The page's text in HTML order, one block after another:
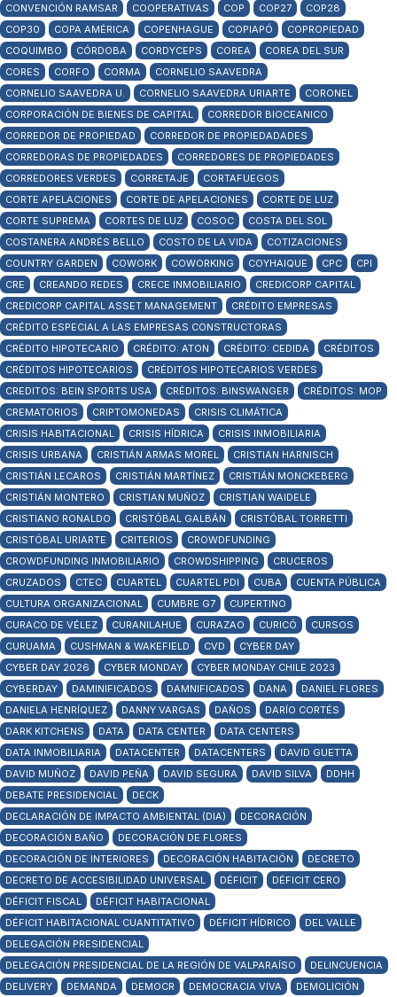
CONVENCIÓN RAMSAR COOPERATIVAS COP COP27
COP28
COP30
COPA AMÉRICA COPENHAGUE COPIAPÓ
COPROPIEDAD
COQUIMBO
CÓRDOBA CORDYCEPS COREA
COREA DEL SUR
CORES
CORFO CORMA
CORNELIO SAAVEDRA
CORNELIO SAAVEDRA U.
CORNELIO SAAVEDRA URIARTE
CORONEL
CORPORACIÓN DE BIENES DE CAPITAL
CORREDOR BIOCEANICO
CORREDOR DE PROPIEDAD
CORREDOR DE PROPIEDADADES
CORREDORAS DE PROPIEDADES
CORREDORES DE PROPIEDADES
CORREDORES VERDES
CORRETAJE
CORTAFUEGOS
CORTE APELACIONES
CORTE DE APELACIONES
CORTE DE LUZ
CORTE SUPREMA
CORTES DE LUZ COSOC
COSTA DEL SOL
COSTANERA ANDRÉS BELLO
COSTO DE LA VIDA
COTIZACIONES
COUNTRY GARDEN
COWORK COWORKING COYHAIQUE CPC
CPI
CRE
CREANDO REDES CRECE INMOBILIARIO
CREDICORP CAPITAL
CREDICORP CAPITAL ASSET MANAGEMENT
CRÉDITO EMPRESAS
CRÉDITO ESPECIAL A LAS EMPRESAS CONSTRUCTORAS
CRÉDITO HIPOTECARIO
CRÉDITO: ATON CRÉDITO: CEDIDA
CRÉDITOS
CRÉDITOS HIPOTECARIOS
CRÉDITOS HIPOTECARIOS VERDES
CREDITOS: BEIN SPORTS USA
CRÉDITOS: BINSWANGER
CRÉDITOS: MOP
CREMATORIOS
CRIPTOMONEDAS
CRISIS CLIMÁTICA
CRISIS HABITACIONAL
CRISIS HÍDRICA
CRISIS INMOBILIARIA
CRISIS URBANA
CRISTIÁN ARMAS MOREL
CRISTIAN HARNISCH
CRISTIÁN LECAROS
CRISTIÁN MARTÍNEZ
CRISTIÁN MONCKEBERG
CRISTIÁN MONTERO
CRISTIAN MUÑOZ
CRISTIAN WAIDELE
CRISTIANO RONALDO
CRISTÓBAL GALBÁN
CRISTÓBAL TORRETTI
CRISTÓBAL URIARTE
CRITERIOS
CROWDFUNDING
CROWDFUNDING INMOBILIARIO
CROWDSHIPPING
CRUCEROS
CRUZADOS
CTEC CUARTEL CUARTEL PDI CUBA
CUENTA PÚBLICA
CULTURA ORGANIZACIONAL
CUMBRE G7
CUPERTINO
CURACO DE VÉLEZ
CURANILAHUE CURAZAO CURICÓ
CURSOS
CURUAMA
CUSHMAN & WAKEFIELD CVD
CYBER DAY
CYBER DAY 2026
CYBER MONDAY
CYBER MONDAY CHILE 2023
CYBERDAY
DAMINIFICADOS DAMNIFICADOS DANA
DANIEL FLORES
DANIELA HENRÍQUEZ
DANNY VARGAS DAÑOS
DARÍO CORTÉS
DARK KITCHENS
DATA DATA CENTER
DATA CENTERS
DATA INMOBILIARIA
DATACENTER DATACENTERS
DAVID GUETTA
DAVID MUÑOZ
DAVID PEÑA DAVID SEGURA DAVID SILVA
DDHH
DEBATE PRESIDENCIAL
DECK
DECLARACIÓN DE IMPACTO AMBIENTAL (DIA)
DECORACIÓN
DECORACIÓN BAÑO
DECORACIÓN DE FLORES
DECORACIÓN DE INTERIORES
DECORACIÓN HABITACIÓN
DECRETO
DECRETO DE ACCESIBILIDAD UNIVERSAL
DÉFICIT
DÉFICIT CERO
DÉFICIT FISCAL
DÉFICIT HABITACIONAL
DÉFICIT HABITACIONAL CUANTITATIVO
DÉFICIT HÍDRICO
DEL VALLE
DELEGACIÓN PRESIDENCIAL
DELEGACIÓN PRESIDENCIAL DE LA REGIÓN DE VALPARAÍSO
DELINCUENCIA
DELIVERY
DEMANDA DEMOCR DEMOCRACIA VIVA
DEMOLICIÓN